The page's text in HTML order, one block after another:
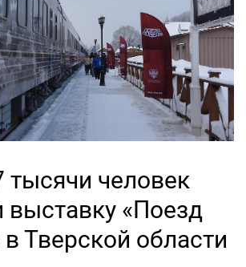
тысячи человек
выставку «Поезд
Тверской области